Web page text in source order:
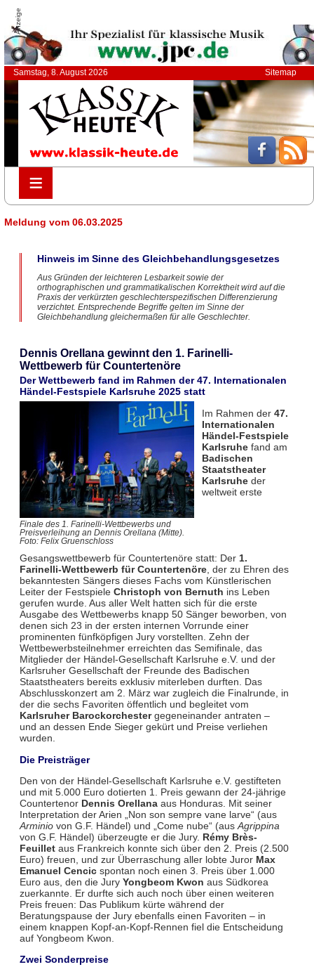
Anzeige
Samstag, 8. August 2026 Sitemap
≡
≡
Meldung vom 06.03.2025
Hinweis im Sinne des Gleichbehandlungsgesetzes
Aus Gründen der leichteren Lesbarkeit sowie der
orthographischen und grammatikalischen Korrektheit wird auf die
Praxis der verkürzten geschlechterspezifischen Differenzierung
verzichtet. Entsprechende Begriffe gelten im Sinne der
Gleichbehandlung gleichermaßen für alle Geschlechter.
Dennis Orellana gewinnt den 1. Farinelli-
Wettbewerb für Countertenöre
Der Wettbewerb fand im Rahmen der 47. Internationalen
Händel-Festspiele Karlsruhe 2025 statt
Finale des 1. Farinelli-Wettbewerbs und
Preisverleihung an Dennis Orellana (Mitte).
Foto: Felix Gruenschloss
Im Rahmen der 47.
Internationalen
Händel-Festspiele
Karlsruhefand am
Badischen
Staatstheater
Karlsruheder
weltweit erste
Gesangswettbewerb für Countertenöre statt: Der 1.
Farinelli-Wettbewerb für Countertenöre, der zu Ehren des
bekanntesten Sängers dieses Fachs vom Künstlerischen
Leiter der Festspiele Christoph von Bernuth ins Leben
gerufen wurde. Aus aller Welt hatten sich für die erste
Ausgabe des Wettbewerbs knapp 50 Sänger beworben, von
denen sich 23 in der ersten internen Vorrunde einer
prominenten fünfköpfigen Jury vorstellten. Zehn der
Wettbewerbsteilnehmer erreichten das Semifinale, das
Mitglieder der Händel-Gesellschaft Karlsruhe e.V. und der
Karlsruher Gesellschaft der Freunde des Badischen
Staatstheaters bereits exklusiv miterleben durften. Das
Abschlusskonzert am 2. März war zugleich die Finalrunde, in
der die sechs Favoriten öffentlich und begleitet vom
Karlsruher Barockorchestergegeneinander antraten –
und an dessen Ende Sieger gekürt und Preise verliehen
wurden.
Die Preisträger
Den von der Händel-Gesellschaft Karlsruhe e.V. gestifteten
und mit 5.000 Euro dotierten 1. Preis gewann der 24-jährige
Countertenor Dennis Orellanaaus Honduras. Mit seiner
Interpretation der Arien „Non son sempre vane larve“ (aus
Arminiovon G.F. Händel) und „Come nube“ (aus Agrippina
von G.F. Händel) überzeugte er die Jury. Rémy Brès-
Feuilletaus Frankreich konnte sich über den 2. Preis (2.500
Euro) freuen, und zur Überraschung aller lobte Juror Max
Emanuel Cencicspontan noch einen 3. Preis über 1.000
Euro aus, den die Jury Yongbeom Kwon aus Südkorea
zuerkannte. Er durfte sich auch noch über einen weiteren
Preis freuen: Das Publikum kürte während der
Beratungspause der Jury ebenfalls einen Favoriten – in
einem knappen Kopf-an-Kopf-Rennen fiel die Entscheidung
auf Yongbeom Kwon.
Zwei Sonderpreise